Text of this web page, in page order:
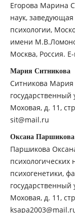
Егорова Марина
наук, заведующая
психологии,
имени
Москва, Россия.
Мария Ситникова
Ситникова Мария
Моховая, д. 11,
sit@mail.ru
Оксана Паршикова
Паршикова
психологических
психогенетики,
Моховая, д. 11,